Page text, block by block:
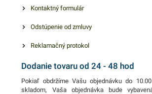
Kontaktný formulár
Odstúpenie od zmluvy
Reklamačný protokol
Dodanie tovaru od 24 - 48 hod
Pokiaľ obdržíme Vašu objednávku do
skladom, Vaša objednávka bude